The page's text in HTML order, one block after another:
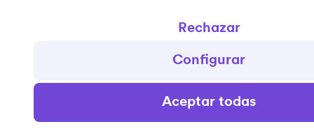
Rechazar
Configurar
Aceptar todas